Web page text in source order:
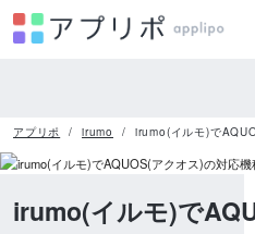
アプリポ irumo irumo(イルモ)で
irumo(イルモ)で